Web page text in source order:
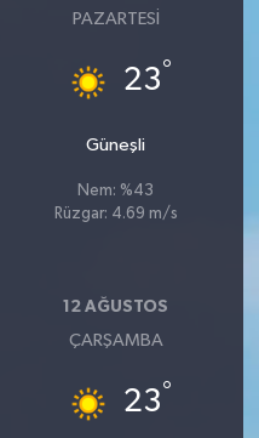
PAZARTESI
23°
Güneşli
Nem: %43
Rüzgar: 4.69 m/s
12 AĞUSTOS
ÇARŞAMBA
23°